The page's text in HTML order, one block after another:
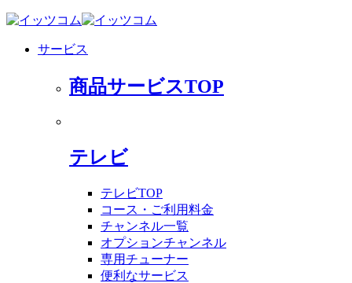
サービス
商品サービスTOP
テレビ
テレビTOP
コース・ご利用料金
チャンネル一覧
オプションチャンネル
専用チューナー
便利なサービス